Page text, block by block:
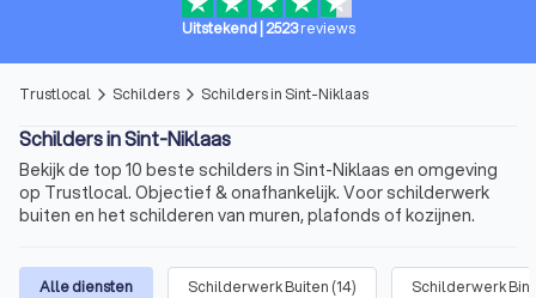
Uitstekend| 2523 reviews
Trustlocal arrow_forward_ios Schilders arrow_forward_ios Schilders in Sint-Niklaas
Schilders in Sint-Niklaas
Bekijk de top 10 beste schilders in Sint-Niklaas en omgeving
op Trustlocal. Objectief & onafhankelijk. Voor schilderwerk
buiten en het schilderen van muren, plafonds of kozijnen.
Alle diensten Schilderwerk Buiten (14) Schilderwerk